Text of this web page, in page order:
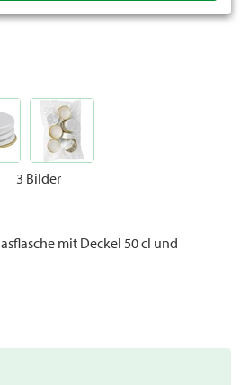
3 Bilder
mit Deckel 50 cl und